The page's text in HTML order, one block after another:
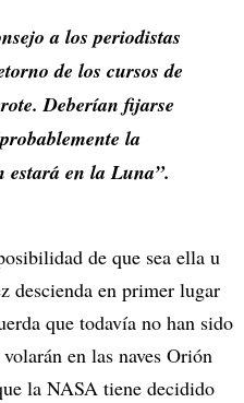
a los periodistas
de los cursos de
Deberían fijarse
la
estará en la Luna”.
de que sea ella u
descienda en primer lugar
que todavía no han sido
en las naves Orión
la NASA tiene decidido